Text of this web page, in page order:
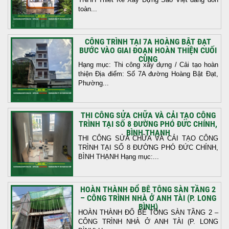
toàn...
CÔNG TRÌNH TẠI 7A HOÀNG BẬT ĐẠT
BƯỚC VÀO GIAI ĐOẠN HOÀN THIỆN CUỐI
CÙNG
Hạng mục: Thi công xây dựng / Cải tạo hoàn
thiện Địa điểm: Số 7A đường Hoàng Bật Đạt,
Phường...
THI CÔNG SỬA CHỮA VÀ CẢI TẠO CÔNG
TRÌNH TẠI SỐ 8 ĐƯỜNG PHÓ ĐỨC CHÍNH,
BÌNH THẠNH
THI CÔNG SỬA CHỮA VÀ CẢI TẠO CÔNG
TRÌNH TẠI SỐ 8 ĐƯỜNG PHÓ ĐỨC CHÍNH,
BÌNH THẠNH Hạng mục:...
HOÀN THÀNH ĐỔ BÊ TÔNG SÀN TẦNG 2
– CÔNG TRÌNH NHÀ Ở ANH TÀI (P. LONG
BÌNH)
HOÀN THÀNH ĐỔ BÊ TÔNG SÀN TẦNG 2 –
CÔNG TRÌNH NHÀ Ở ANH TÀI (P. LONG